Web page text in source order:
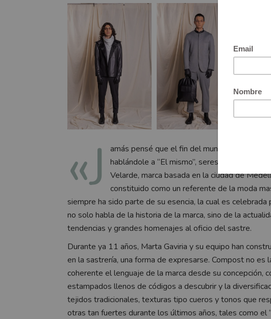
«J
amás pensé que el fin del mundo fuese una
hablándole a “El mismo”, seres/personajes
Velarde, marca basada en la ciudad de
constituido como un referente de la moda
siempre ha sido parte de su esencia, la cual es
no solo habla de la historia de la marca, sino de la
tendencias y grandes homenajes al oficio del sastre.
Durante ya 11 años, Marta Gaviria y su equipo han
en la sastrería, una forma de expresarse. Compost no es
coherente el lenguaje de la marca desde su concepción,
estampados llenos de códigos a descubrir y la
tejidos tradicionales, texturas tipo cueros y tonos que
otras tan fuertes durante los últimos años, tales como el